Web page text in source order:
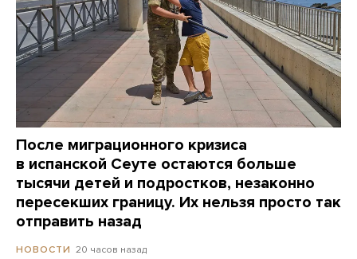
После миграционного кризиса
в испанской Сеуте остаются больше
тысячи детей и подростков, незаконно
пересекших границу. Их нельзя просто так
отправить назад
НОВОСТИ 20 часов назад